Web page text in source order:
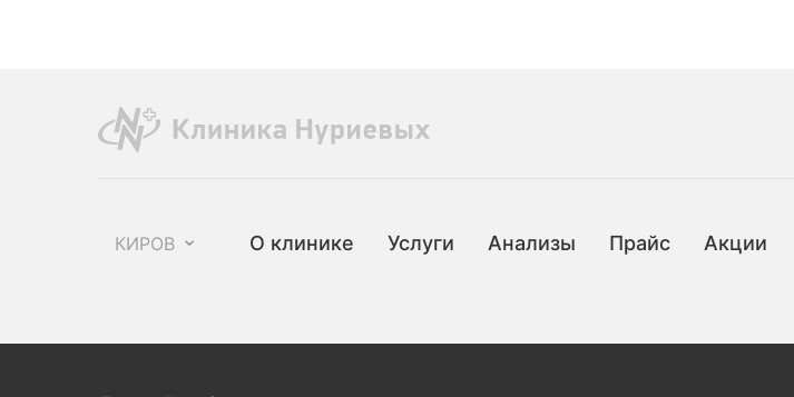
КИРОВ О клинике Услуги Анализы Прайс Акции